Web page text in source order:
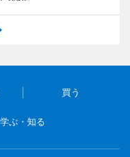
買う
学ぶ・知る